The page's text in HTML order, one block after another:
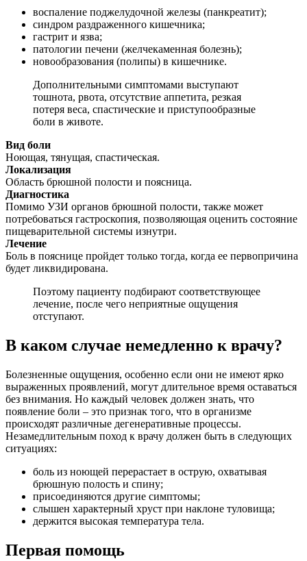
воспаление поджелудочной железы (панкреатит);
синдром раздраженного кишечника;
гастрит и язва;
патологии печени (желчекаменная болезнь);
новообразования (полипы) в кишечнике.
Дополнительными симптомами выступают
тошнота, рвота, отсутствие аппетита, резкая
потеря веса, спастические и приступообразные
боли в животе.
Вид боли
Ноющая, тянущая, спастическая.
Локализация
Область брюшной полости и поясница.
Диагностика
Помимо УЗИ органов брюшной полости, также может
потребоваться гастроскопия, позволяющая оценить состояние
пищеварительной системы изнутри.
Лечение
Боль в пояснице пройдет только тогда, когда ее первопричина
будет ликвидирована.
Поэтому пациенту подбирают соответствующее
лечение, после чего неприятные ощущения
отступают.
В каком случае немедленно к врачу?
Болезненные ощущения, особенно если они не имеют ярко
выраженных проявлений, могут длительное время оставаться
без внимания. Но каждый человек должен знать, что
появление боли – это признак того, что в организме
происходят различные дегенеративные процессы.
Незамедлительным поход к врачу должен быть в следующих
ситуациях:
боль из ноющей перерастает в острую, охватывая
брюшную полость и спину;
присоединяются другие симптомы;
слышен характерный хруст при наклоне туловища;
держится высокая температура тела.
Первая помощь